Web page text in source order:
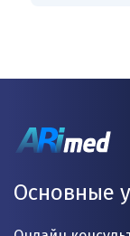
Основные